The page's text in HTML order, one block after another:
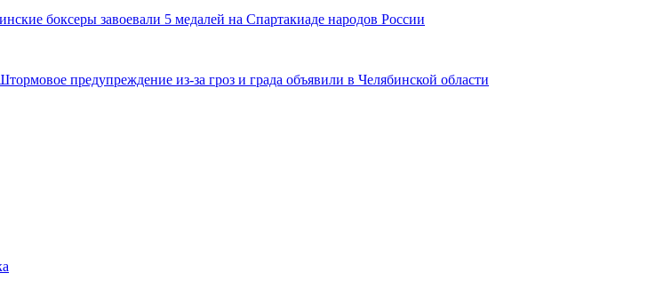
боксеры завоевали 5 медалей на Спартакиаде народов России
предупреждение из-за гроз и града объявили в Челябинской области